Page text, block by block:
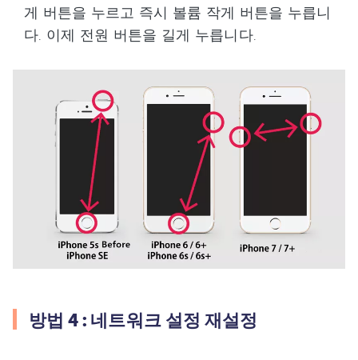
게 버튼을 누르고 즉시 볼륨 작게 버튼을 누릅니
다. 이제 전원 버튼을 길게 누릅니다.
방법 4 : 네트워크 설정 재설정